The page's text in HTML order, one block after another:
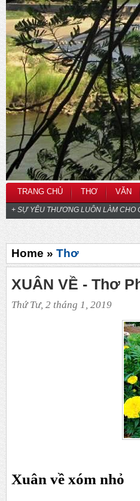
TRANG CHỦ THƠ VĂN
+ SỰ YÊU THƯƠNG LUÔN LÀM CHO
Home » Thơ
XUÂN VỀ - Thơ
Thứ Tư, 2 tháng 1, 2019
Xuân về xóm nhỏ